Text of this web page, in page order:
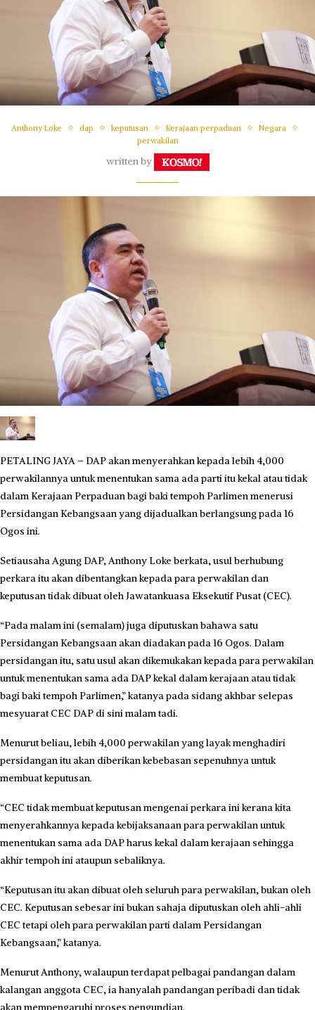
Anthony Loke dap keputusan Kerajaan perpaduan
Negara
perwakilan
written by
PETALING JAYA – DAP akan menyerahkan kepada lebih 4,000
perwakilannya untuk menentukan sama ada parti itu kekal atau tidak
dalam Kerajaan Perpaduan bagi baki tempoh Parlimen menerusi
Persidangan Kebangsaan yang dijadualkan berlangsung pada 16
Ogos ini.
Setiausaha Agung DAP, Anthony Loke berkata, usul berhubung
perkara itu akan dibentangkan kepada para perwakilan dan
keputusan tidak dibuat oleh Jawatankuasa Eksekutif Pusat (CEC).
“Pada malam ini (semalam) juga diputuskan bahawa satu
Persidangan Kebangsaan akan diadakan pada 16 Ogos. Dalam
persidangan itu, satu usul akan dikemukakan kepada para perwakilan
untuk menentukan sama ada DAP kekal dalam kerajaan atau tidak
bagi baki tempoh Parlimen,” katanya pada sidang akhbar selepas
mesyuarat CEC DAP di sini malam tadi.
Menurut beliau, lebih 4,000 perwakilan yang layak menghadiri
persidangan itu akan diberikan kebebasan sepenuhnya untuk
membuat keputusan.
“CEC tidak membuat keputusan mengenai perkara ini kerana kita
menyerahkannya kepada kebijaksanaan para perwakilan untuk
menentukan sama ada DAP harus kekal dalam kerajaan sehingga
akhir tempoh ini ataupun sebaliknya.
“Keputusan itu akan dibuat oleh seluruh para perwakilan, bukan oleh
CEC. Keputusan sebesar ini bukan sahaja diputuskan oleh ahli-ahli
CEC tetapi oleh para perwakilan parti dalam Persidangan
Kebangsaan,” katanya.
Menurut Anthony, walaupun terdapat pelbagai pandangan dalam
kalangan anggota CEC, ia hanyalah pandangan peribadi dan tidak
akan mempengaruhi proses pengundian.